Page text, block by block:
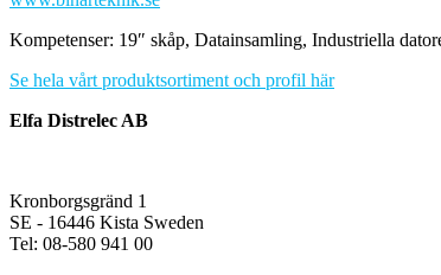
Kompetenser: 19″ skåp, Datainsamling, Industriella
Se hela vårt produktsortiment och profil här
Elfa Distrelec AB
Kronborgsgränd 1
SE - 16446 Kista Sweden
Tel: 08-580 941 00